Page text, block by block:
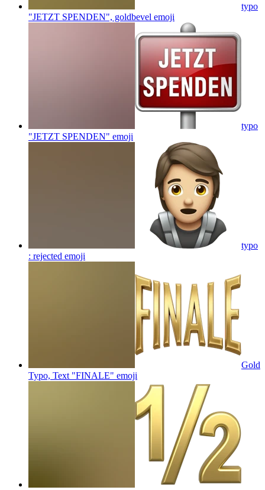
typo
"JETZT SPENDEN", goldbevel emoji
typo
"JETZT SPENDEN" emoji
typo
: rejected emoji
Gold
Typo, Text "FINALE" emoji